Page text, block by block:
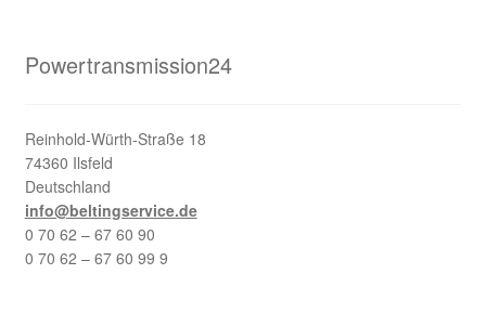
Powertransmission24
Reinhold-Würth-Straße 18
74360 Ilsfeld
Deutschland
info@beltingservice.de
0 70 62 – 67 60 90
0 70 62 – 67 60 99 9